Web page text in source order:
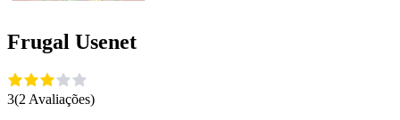
Frugal Usenet
3(2 Avaliações)